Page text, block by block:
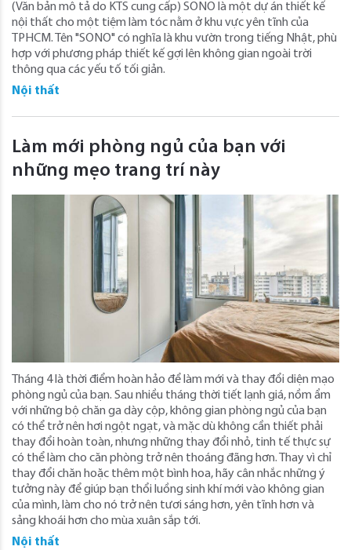
(Văn bản mô tả do KTS cung cấp) SONO là một dự án thiết kế
nội thất cho một tiệm làm tóc nằm ở khu vực yên tĩnh của
TPHCM. Tên "SONO" có nghĩa là khu vườn trong tiếng Nhật, phù
hợp với phương pháp thiết kế gợi lên không gian ngoài trời
thông qua các yếu tố tối giản.
Nội thất
Làm mới phòng ngủ của bạn với
những mẹo trang trí này
Tháng 4 là thời điểm hoàn hảo để làm mới và thay đổi diện mạo
phòng ngủ của bạn. Sau nhiều tháng thời tiết lạnh giá, nồm ẩm
với những bộ chăn ga dày cộp, không gian phòng ngủ của bạn
có thể trở nên hơi ngột ngạt, và mặc dù không cần thiết phải
thay đổi hoàn toàn, nhưng những thay đổi nhỏ, tinh tế thực sự
có thể làm cho căn phòng trở nên thoáng đãng hơn. Thay vì chỉ
thay đổi chăn hoặc thêm một bình hoa, hãy cân nhắc những ý
tưởng này để giúp bạn thổi luồng sinh khí mới vào không gian
của mình, làm cho nó trở nên tươi sáng hơn, yên tĩnh hơn và
sảng khoái hơn cho mùa xuân sắp tới.
Nội thất